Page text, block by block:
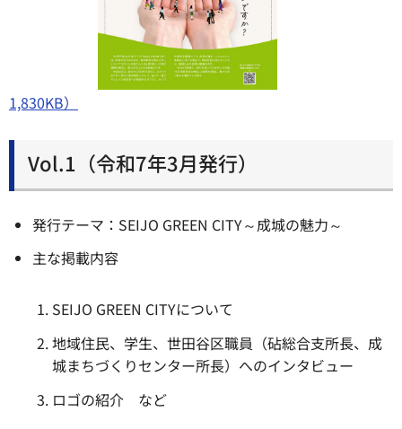
1,830KB）
Vol.1（令和7年3月発行）
発行テーマ：SEIJO GREEN CITY～成城の魅力～
主な掲載内容
SEIJO GREEN CITYについて
地域住民、学生、世田谷区職員（砧総合支所長、成
城まちづくりセンター所長）へのインタビュー
ロゴの紹介 など